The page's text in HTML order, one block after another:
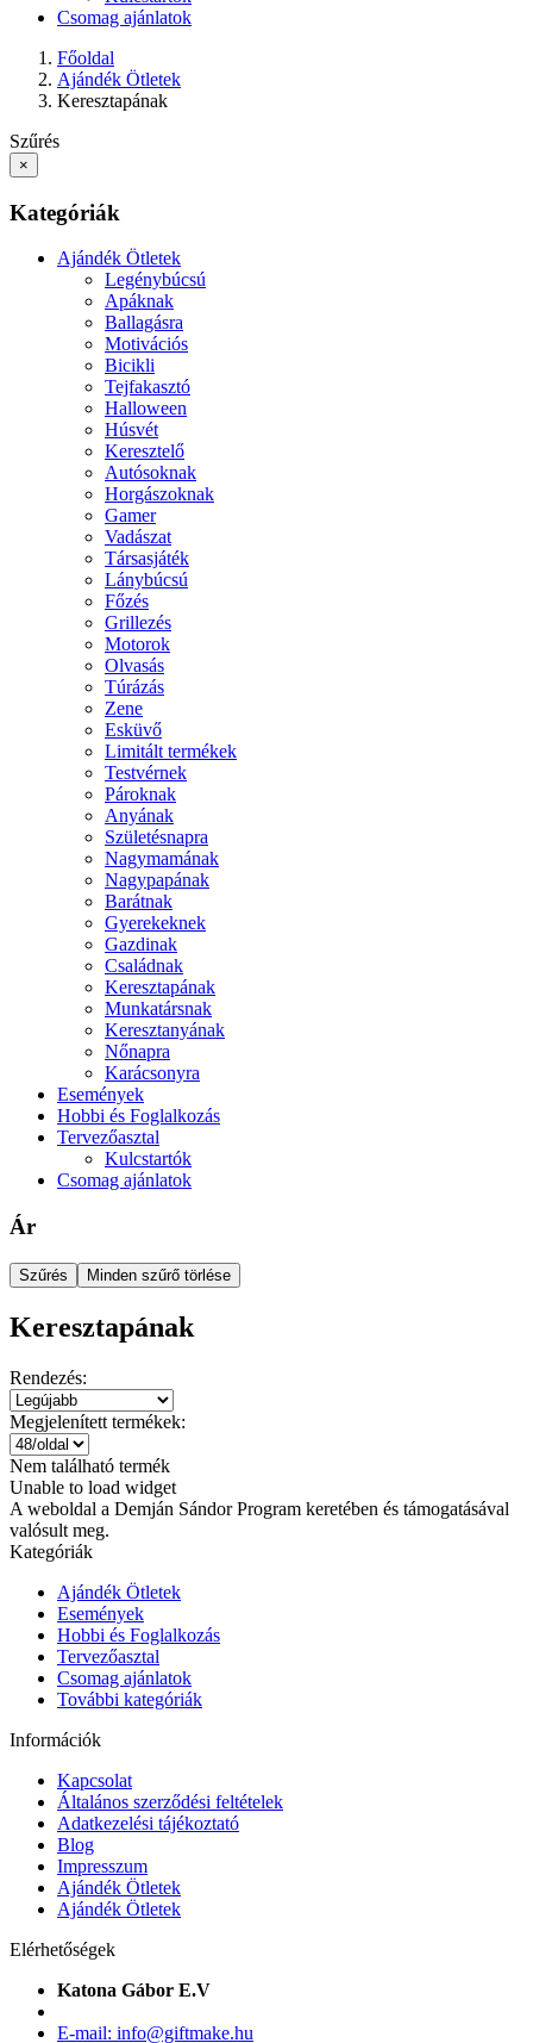
Csomag ajánlatok
Főoldal
Ajándék Ötletek
Keresztapának
Szűrés
×
Kategóriák
Ajándék Ötletek
Legénybúcsú
Apáknak
Ballagásra
Motivációs
Bicikli
Tejfakasztó
Halloween
Húsvét
Keresztelő
Autósoknak
Horgászoknak
Gamer
Vadászat
Társasjáték
Lánybúcsú
Főzés
Grillezés
Motorok
Olvasás
Túrázás
Zene
Esküvő
Limitált termékek
Testvérnek
Pároknak
Anyának
Születésnapra
Nagymamának
Nagypapának
Barátnak
Gyerekeknek
Gazdinak
Családnak
Keresztapának
Munkatársnak
Keresztanyának
Nőnapra
Karácsonyra
Események
Hobbi és Foglalkozás
Tervezőasztal
Kulcstartók
Csomag ajánlatok
Ár
Szűrés Minden szűrő törlése
Keresztapának
Rendezés:
Megjelenített termékek:
Nem található termék
Unable to load widget
A weboldal a Demján Sándor Program keretében és támogatásával
valósult meg.
Kategóriák
Ajándék Ötletek
Események
Hobbi és Foglalkozás
Tervezőasztal
Csomag ajánlatok
További kategóriák
Információk
Kapcsolat
Általános szerződési feltételek
Adatkezelési tájékoztató
Blog
Impresszum
Ajándék Ötletek
Ajándék Ötletek
Elérhetőségek
Katona Gábor E.V
E-mail: info@giftmake.hu